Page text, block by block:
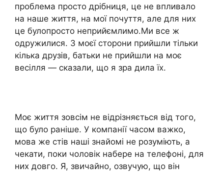
проблема просто дрібниця, це не впливало
на наше життя, на мої почуття, але для них
це булопросто неприйємлимо.Ми все ж
одружилися. З моєї сторони прийшли тільки
кілька друзів, батьки не прийшли на моє
весілля — сказали, що я зра дила їх.
Моє життя зовсім не відрізняється від того,
що було раніше. У компанії часом важко,
мова же стів наші знайомі не розуміють, а
чекати, поки чоловік набере на телефоні, для
них довго. Я, звичайно, озвучую, що він